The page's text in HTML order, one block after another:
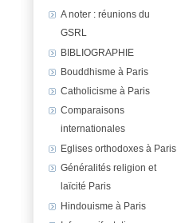
A noter : réunions du
GSRL
BIBLIOGRAPHIE
Bouddhisme à Paris
Catholicisme à Paris
Comparaisons
internationales
Eglises orthodoxes à Paris
Généralités religion et
laïcité Paris
Hindouisme à Paris